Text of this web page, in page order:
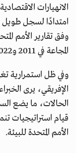
الانهيارات
امتدادًا لسجل طويل
وفق تقارير الأمم
المجاعة في 2011 و2022.
وفي ظل استمرارية
الإفريقي، يرى
الحالات، ما يضع
قيام استراتيجيات
الأمم المتحدة للبيئة.